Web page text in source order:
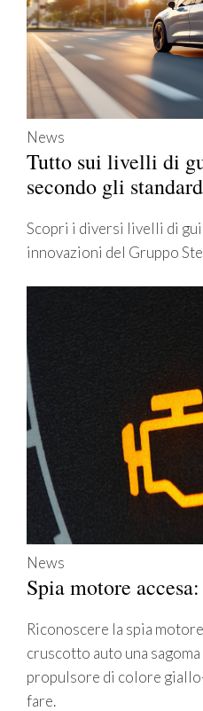
News
Tutto sui livelli di
secondo gli
Scopri i diversi livelli di
innovazioni del Gruppo
News
Spia motore
Riconoscere la spia
cruscotto auto una
propulsore di colore
fare.